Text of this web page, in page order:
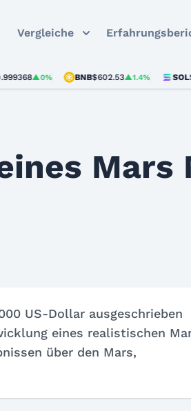
Vergleiche
▲0% BNB $602.53▲1.4% SOL $76.34
Mars
US-Dollar ausgeschrieben
eines realistischen
über den Mars,